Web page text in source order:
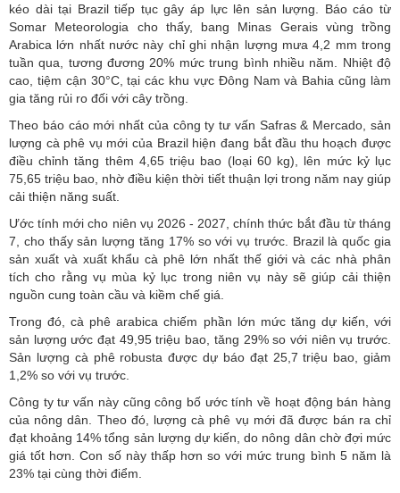
kéo dài tại Brazil tiếp tục gây áp lực lên sản lượng. Báo cáo từ
Somar Meteorologia cho thấy, bang Minas Gerais vùng trồng
Arabica lớn nhất nước này chỉ ghi nhận lượng mưa 4,2 mm trong
tuần qua, tương đương 20% mức trung bình nhiều năm. Nhiệt độ
cao, tiệm cận 30°C, tại các khu vực Đông Nam và Bahia cũng làm
gia tăng rủi ro đối với cây trồng.
Theo báo cáo mới nhất của công ty tư vấn Safras & Mercado, sản
lượng cà phê vụ mới của Brazil hiện đang bắt đầu thu hoạch được
điều chỉnh tăng thêm 4,65 triệu bao (loại 60 kg), lên mức kỷ lục
75,65 triệu bao, nhờ điều kiện thời tiết thuận lợi trong năm nay giúp
cải thiện năng suất.
Ước tính mới cho niên vụ 2026 - 2027, chính thức bắt đầu từ tháng
7, cho thấy sản lượng tăng 17% so với vụ trước. Brazil là quốc gia
sản xuất và xuất khẩu cà phê lớn nhất thế giới và các nhà phân
tích cho rằng vụ mùa kỷ lục trong niên vụ này sẽ giúp cải thiện
nguồn cung toàn cầu và kiềm chế giá.
Trong đó, cà phê arabica chiếm phần lớn mức tăng dự kiến, với
sản lượng ước đạt 49,95 triệu bao, tăng 29% so với niên vụ trước.
Sản lượng cà phê robusta được dự báo đạt 25,7 triệu bao, giảm
1,2% so với vụ trước.
Công ty tư vấn này cũng công bố ước tính về hoạt động bán hàng
của nông dân. Theo đó, lượng cà phê vụ mới đã được bán ra chỉ
đạt khoảng 14% tổng sản lượng dự kiến, do nông dân chờ đợi mức
giá tốt hơn. Con số này thấp hơn so với mức trung bình 5 năm là
23% tại cùng thời điểm.